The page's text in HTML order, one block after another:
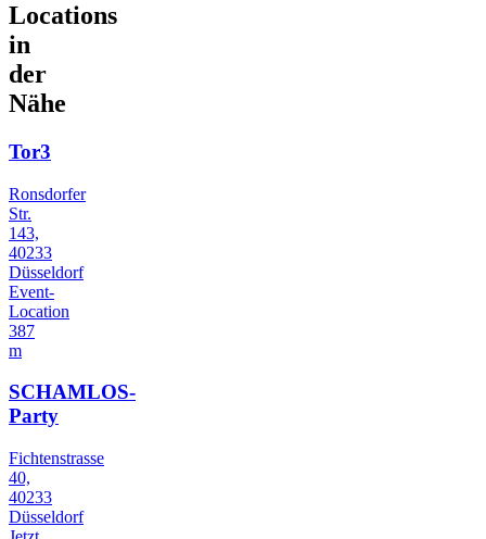
Locations
in
der
Nähe
Tor3
Ronsdorfer
Str.
143,
40233
Düsseldorf
Event-
Location
387
m
SCHAMLOS-
Party
Fichtenstrasse
40,
40233
Düsseldorf